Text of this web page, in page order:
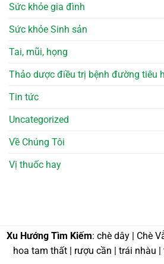
Sức khỏe gia đình
Sức khỏe Sinh sản
Tai, mũi, họng
Thảo dược điều trị bệnh đường tiêu
Tin tức
Uncategorized
Về Chúng Tôi
Vị thuốc hay
Xu Hướng Tìm Kiếm: chè dây | Chè
hoa tam thất | rượu cần | trái nhàu